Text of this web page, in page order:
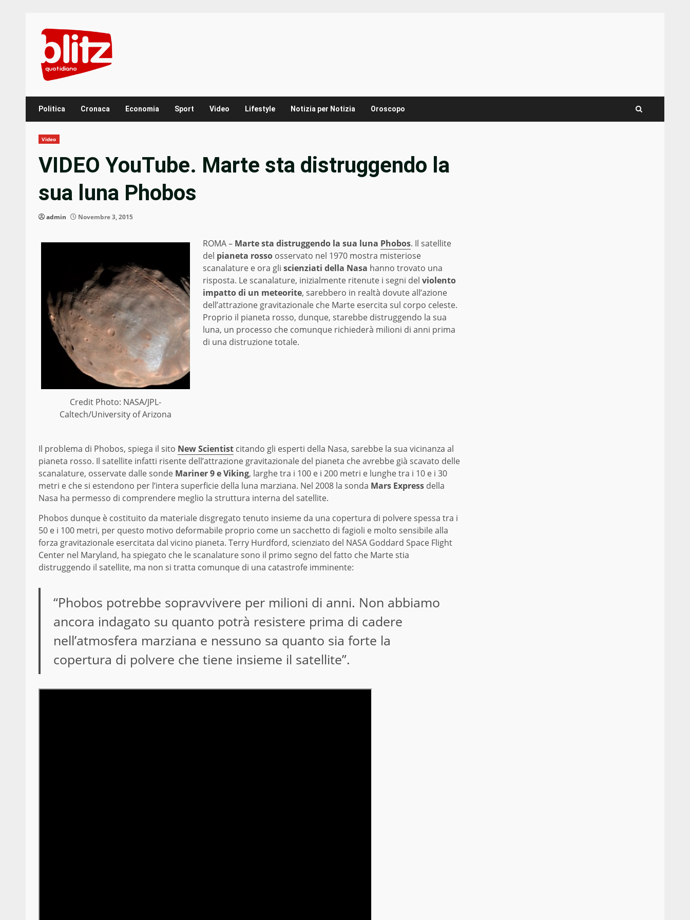
content
Politica Cronaca Economia Sport Video Lifestyle Notizia per Notizia Oroscopo
Video
VIDEO YouTube. Marte sta distruggendo la
sua luna Phobos
admin Novembre 3, 2015
Credit Photo: NASA/JPL-
Caltech/University of Arizona
ROMA – Marte sta distruggendo la sua luna Phobos. Il satellite
del pianeta rosso osservato nel 1970 mostra misteriose
scanalature e ora gli scienziati della Nasa hanno trovato una
risposta. Le scanalature, inizialmente ritenute i segni del violento
impatto di un meteorite, sarebbero in realtà dovute all’azione
dell’attrazione gravitazionale che Marte esercita sul corpo celeste.
Proprio il pianeta rosso, dunque, starebbe distruggendo la sua
luna, un processo che comunque richiederà milioni di anni prima
di una distruzione totale.
Il problema di Phobos, spiega il sito New Scientist citando gli esperti della Nasa, sarebbe la sua vicinanza al
pianeta rosso. Il satellite infatti risente dell’attrazione gravitazionale del pianeta che avrebbe già scavato delle
scanalature, osservate dalle sonde Mariner 9 e Viking, larghe tra i 100 e i 200 metri e lunghe tra i 10 e i 30
metri e che si estendono per l’intera superficie della luna marziana. Nel 2008 la sonda Mars Express della
Nasa ha permesso di comprendere meglio la struttura interna del satellite.
Phobos dunque è costituito da materiale disgregato tenuto insieme da una copertura di polvere spessa tra i
50 e i 100 metri, per questo motivo deformabile proprio come un sacchetto di fagioli e molto sensibile alla
forza gravitazionale esercitata dal vicino pianeta. Terry Hurdford, scienziato del NASA Goddard Space Flight
Center nel Maryland, ha spiegato che le scanalature sono il primo segno del fatto che Marte stia
distruggendo il satellite, ma non si tratta comunque di una catastrofe imminente:
“Phobos potrebbe sopravvivere per milioni di anni. Non abbiamo
ancora indagato su quanto potrà resistere prima di cadere
nell’atmosfera marziana e nessuno sa quanto sia forte la
copertura di polvere che tiene insieme il satellite”.